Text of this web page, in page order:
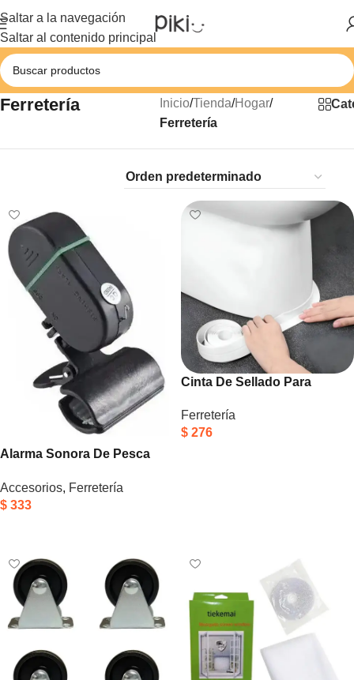
Saltar a la navegación
Saltar al contenido principal
Ferretería Inicio/Tienda/Hogar/
Ferretería
Alarma Sonora De Pesca
Carretes
Accesorios, Ferretería
$ 333
Cinta De Sellado Para
Metros Calafateo
Ferretería
$ 276